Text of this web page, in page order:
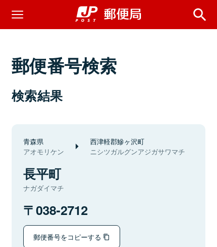
郵便番号検索
検索結果
青森県
アオモリケン
西津軽郡鰺ヶ沢町
ニシツガルグンアジガサワマチ
長平町
ナガダイマチ
038-2712
郵便番号をコピーする